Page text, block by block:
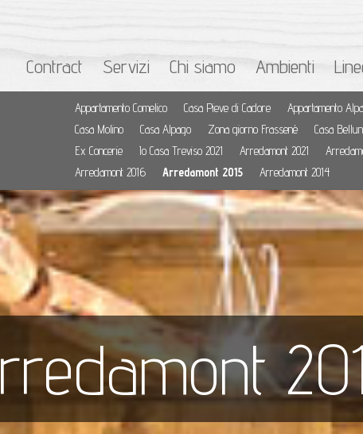
Contract Servizi Chi siamo Ambienti
Appartamento Comelico Casa Pieve di Cadore Appartamento
Casa Molino
Casa Alpago Zona giorno Frassenè Casa
Ex Concerie
Io Casa Treviso 2021 Arredamont 2021
Arredamont 2016
Arredamont 2015 Arredamont 2014